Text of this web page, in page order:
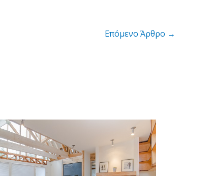
Επόμενο Άρθρο →